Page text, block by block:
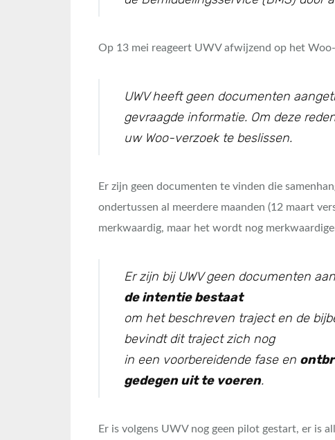
Op 13 mei reageert UWV afwijzend op het
UWV heeft geen documenten
gevraagde informatie. Om deze
uw Woo-verzoek te beslissen.
Er zijn geen documenten te vinden die
ondertussen al meerdere maanden (12 maart
merkwaardig, maar het wordt nog
Er zijn bij UWV geen documenten
de intentie bestaat
om het beschreven traject en de
bevindt dit traject zich nog
in een voorbereidende fase en
gedegen uit te voeren.
Er is volgens UWV nog geen pilot gestart, er is